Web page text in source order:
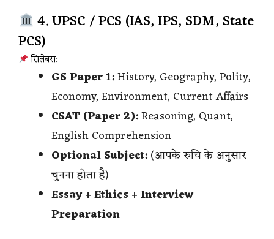
4. UPSC / PCS (IAS, IPS, SDM, State
PCS)
सिलेबस:
GS Paper 1:History, Geography, Polity,
Economy, Environment, Current Affairs
CSAT (Paper 2):Reasoning, Quant,
English Comprehension
Optional Subject:(आपके रुचि के अनुसार
चुनना होता है)
Essay + Ethics + Interview
Preparation